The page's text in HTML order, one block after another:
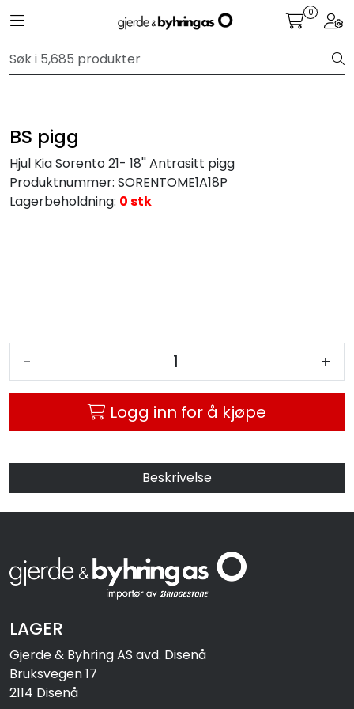
Toggle navigation 0
BS pigg
Hjul Kia Sorento 21- 18'' Antrasitt pigg
Produktnummer: SORENTOME1A18P
Lagerbeholdning: 0 stk
- +
Logg inn for å kjøpe
Beskrivelse
LAGER
Gjerde & Byhring AS avd. Disenå
Bruksvegen 17
2114 Disenå
Personbil
Felger
Lastebil
Tilbudstorget